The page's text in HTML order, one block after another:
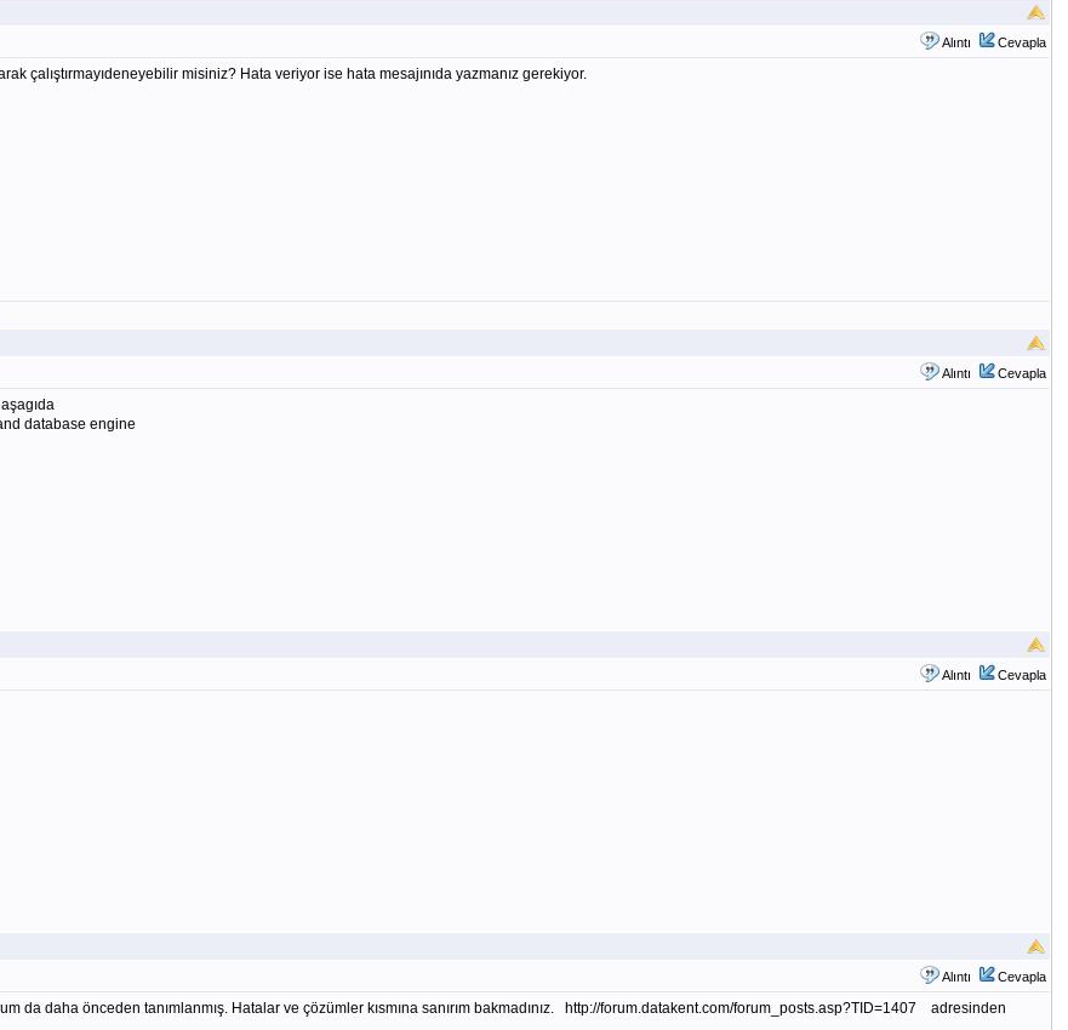
Alıntı Cevapla
çalıştırmayıdeneyebilir misiniz? Hata veriyor ise hata mesajınıda yazmanız gerekiyor.
Alıntı Cevapla
database engine
Alıntı Cevapla
Alıntı Cevapla
da daha önceden tanımlanmış. Hatalar ve çözümler kısmına sanırım bakmadınız. http://forum.datakent.com/forum_posts.asp?TID=1407 adresinden